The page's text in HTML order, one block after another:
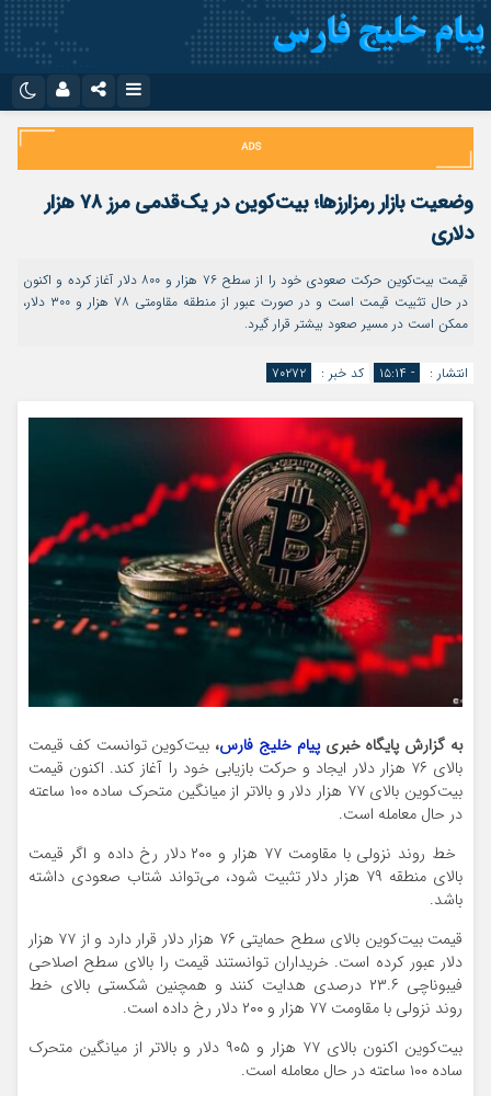
اینستاگرام
تلگرام
سروش
ایتا
نام کاربری یا نشانی ایمیل
رمز عبور
مرا به خاطر بسپار
وضعیت بازار رمزارزها؛ بیت‌کوین در یک‌قدمی مرز ۷۸ هزار
دلاری
قیمت بیت‌کوین حرکت صعودی خود را از سطح ۷۶ هزار و ۸۰۰ دلار آغاز کرده و اکنون
در حال تثبیت قیمت است و در صورت عبور از منطقه مقاومتی ۷۸ هزار و ۳۰۰ دلار،
ممکن است در مسیر صعود بیشتر قرار گیرد.
انتشار : - ۱۵:۱۴ کد خبر : ۷۰۲۷۲
به گزارش پایگاه خبریپیام خلیج فارس، بیت‌کوین توانست کف قیمت
بالای ۷۶ هزار دلار ایجاد و حرکت بازیابی خود را آغاز کند. اکنون قیمت
بیت‌کوین بالای ۷۷ هزار دلار و بالاتر از میانگین متحرک ساده ۱۰۰ ساعته
در حال معامله است.
خط روند نزولی با مقاومت ۷۷ هزار و ۲۰۰ دلار رخ داده و اگر قیمت
بالای منطقه ۷۹ هزار دلار تثبیت شود، می‌تواند شتاب صعودی داشته
باشد.
قیمت بیت‌کوین بالای سطح حمایتی ۷۶ هزار دلار قرار دارد و از ۷۷ هزار
دلار عبور کرده است. خریداران توانستند قیمت را بالای سطح اصلاحی
فیبوناچی ۲۳.۶ درصدی هدایت کنند و همچنین شکستی بالای خط
روند نزولی با مقاومت ۷۷ هزار و ۲۰۰ دلار رخ داده است.
بیت‌کوین اکنون بالای ۷۷ هزار و ۹۰۵ دلار و بالاتر از میانگین متحرک
ساده ۱۰۰ ساعته در حال معامله است.